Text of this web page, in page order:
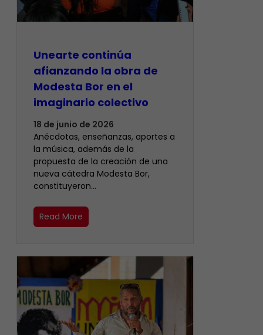
Unearte continúa
afianzando la obra de
Modesta Bor en el
imaginario colectivo
18 de junio de 2026
Anécdotas, enseñanzas, aportes a
la música, además de la
propuesta de la creación de una
nueva cátedra Modesta Bor,
constituyeron…
Read More